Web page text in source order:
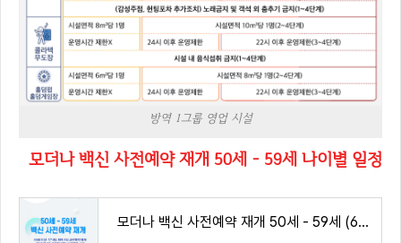
방역 1그룹 영업 시설
모더나 백신 사전예약 재개 50세 - 59세 나이별 일정
모더나 백신 사전예약 재개 50세 - 59세 (62년생 63년생 64년생 65년생 66년생 67년생 68년생 69년생 70